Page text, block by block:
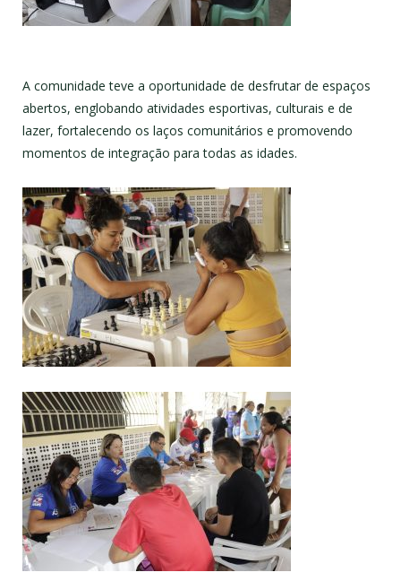
A comunidade teve a oportunidade de desfrutar de espaços
abertos, englobando atividades esportivas, culturais e de
lazer, fortalecendo os laços comunitários e promovendo
momentos de integração para todas as idades.